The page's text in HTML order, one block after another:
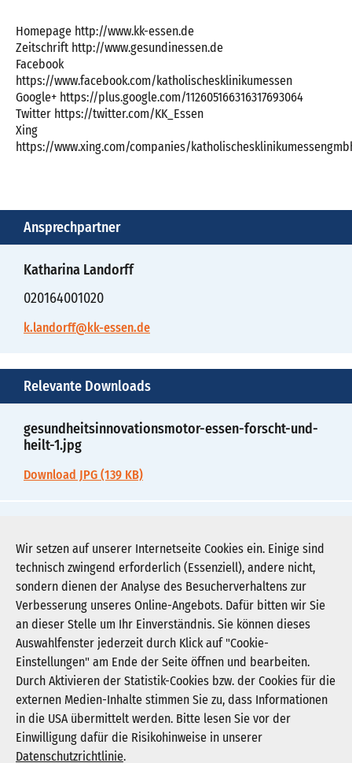
Wir setzen auf unserer Internetseite Cookies ein. Einige sind
technisch zwingend erforderlich (Essenziell), andere nicht,
sondern dienen der Analyse des Besucherverhaltens zur
Verbesserung unseres Online-Angebots. Dafür bitten wir Sie
an dieser Stelle um Ihr Einverständnis. Sie können dieses
Auswahlfenster jederzeit durch Klick auf "Cookie-
Einstellungen" am Ende der Seite öffnen und bearbeiten.
Durch Aktivieren der Statistik-Cookies bzw. der Cookies für die
externen Medien-Inhalte stimmen Sie zu, dass Informationen
in die USA übermittelt werden. Bitte lesen Sie vor der
Einwilligung dafür die Risikohinweise in unserer
Datenschutzrichtlinie.
Homepage http://www.kk-essen.de
Zeitschrift http://www.gesundinessen.de
Facebook
https://www.facebook.com/katholischesklinikumessen
Google+ https://plus.google.com/112605166316317693064
Twitter https://twitter.com/KK_Essen
Xing
https://www.xing.com/companies/
Ansprechpartner
Katharina Landorff
020164001020
k.landorff@kk-essen.de
Relevante Downloads
gesundheitsinnovationsmotor-essen-forscht-und-
heilt-1.jpg
Download JPG (139 KB)
heilt-2.pdf
Download PDF (38 KB)
Newsletter abonnieren
Registrieren
KGNW - Krankenhausgesellschaft Nordrhein-
Westfalen e. V.